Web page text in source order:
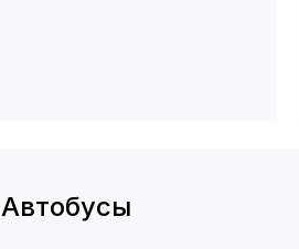
Автобусы